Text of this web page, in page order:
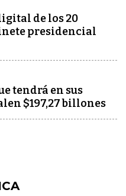
de los 20
presidencial
tendrá en sus
$197,27 billones